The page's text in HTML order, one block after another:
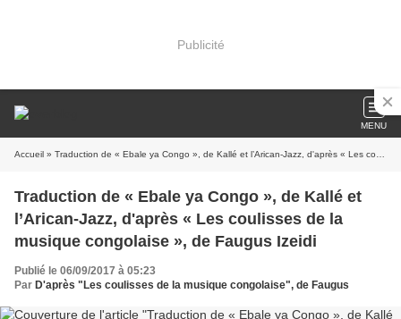
Publicité
MENU
Accueil » Traduction de « Ebale ya Congo », de Kallé et l’Arican-Jazz, d'après « Les coulisses de la musique congolaise », de Faugus Izeidi
Traduction de « Ebale ya Congo », de Kallé et
l’Arican-Jazz, d'après « Les coulisses de la
musique congolaise », de Faugus Izeidi
Publié le 06/09/2017 à 05:23
Par D'après "Les coulisses de la musique congolaise", de Faugus